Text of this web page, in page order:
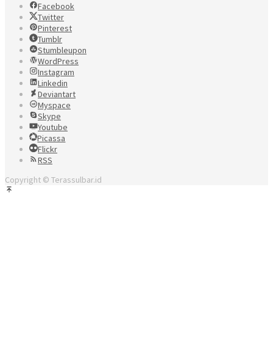
Facebook
Twitter
Pinterest
Tumblr
Stumbleupon
WordPress
Instagram
Linkedin
Deviantart
Myspace
Skype
Youtube
Picassa
Flickr
RSS
Copyright © Terassulbar.id